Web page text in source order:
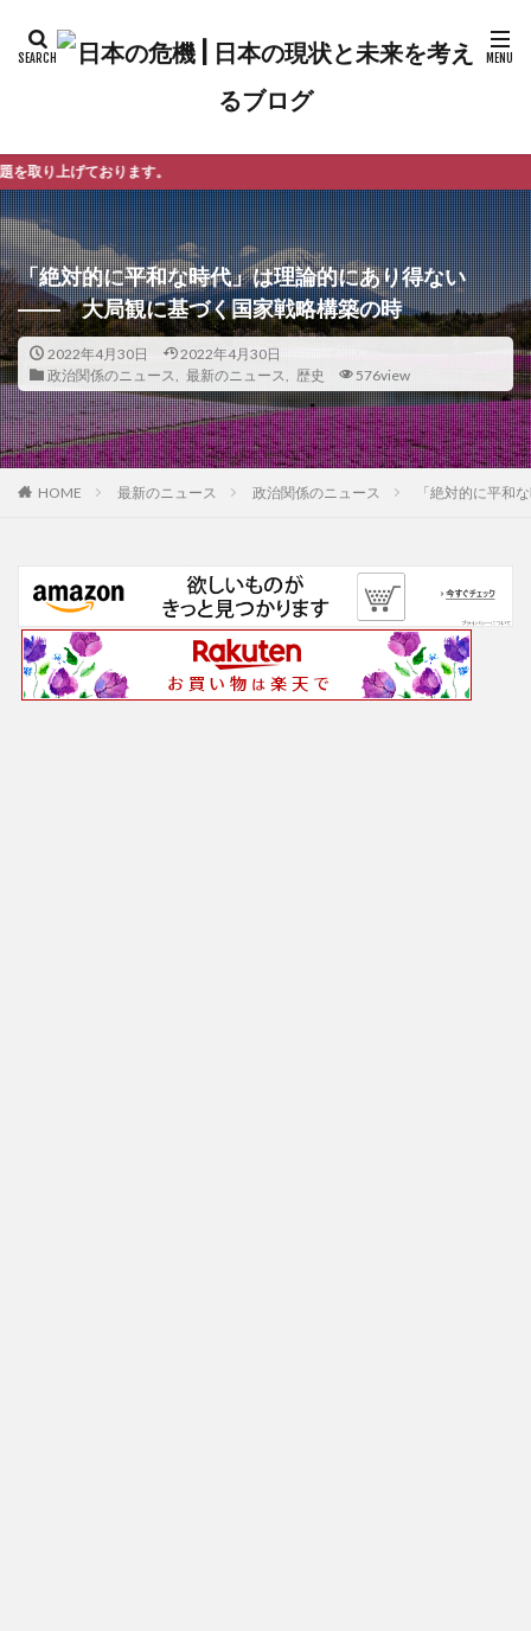
「絶対的に平和な時代」は理論的にあり得ない
―― 大局観に基づく国家戦略構築の時
2022年4月30日
2022年4月30日
政治関係のニュース
最新のニュース 歴史 576view
HOME 最新のニュース 政治関係のニュース 「絶対的に平